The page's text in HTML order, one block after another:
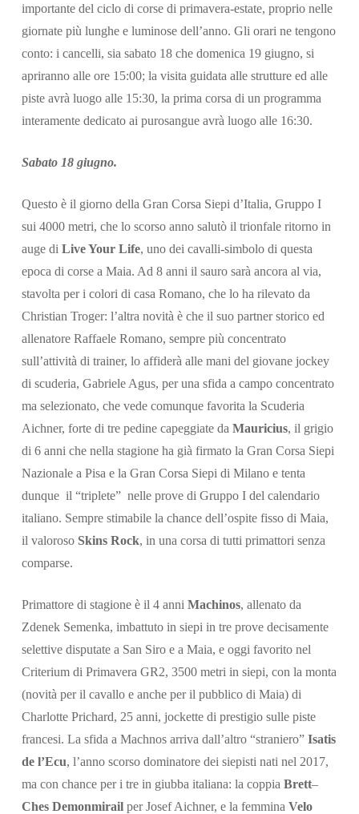
importante del ciclo di corse di primavera-estate, proprio nelle
giornate più lunghe e luminose dell’anno. Gli orari ne tengono
conto: i cancelli, sia sabato 18 che domenica 19 giugno, si
apriranno alle ore 15:00; la visita guidata alle strutture ed alle
piste avrà luogo alle 15:30, la prima corsa di un programma
interamente dedicato ai purosangue avrà luogo alle 16:30.
Sabato 18 giugno.
Questo è il giorno della Gran Corsa Siepi d’Italia, Gruppo I
sui 4000 metri, che lo scorso anno salutò il trionfale ritorno in
auge di Live Your Life, uno dei cavalli-simbolo di questa
epoca di corse a Maia. Ad 8 anni il sauro sarà ancora al via,
stavolta per i colori di casa Romano, che lo ha rilevato da
Christian Troger: l’altra novità è che il suo partner storico ed
allenatore Raffaele Romano, sempre più concentrato
sull’attività di trainer, lo affiderà alle mani del giovane jockey
di scuderia, Gabriele Agus, per una sfida a campo concentrato
ma selezionato, che vede comunque favorita la Scuderia
Aichner, forte di tre pedine capeggiate da Mauricius, il grigio
di 6 anni che nella stagione ha già firmato la Gran Corsa Siepi
Nazionale a Pisa e la Gran Corsa Siepi di Milano e tenta
dunque il “triplete” nelle prove di Gruppo I del calendario
italiano. Sempre stimabile la chance dell’ospite fisso di Maia,
il valoroso Skins Rock, in una corsa di tutti primattori senza
comparse.
Primattore di stagione è il 4 anni Machinos, allenato da
Zdenek Semenka, imbattuto in siepi in tre prove decisamente
selettive disputate a San Siro e a Maia, e oggi favorito nel
Criterium di Primavera GR2, 3500 metri in siepi, con la monta
(novità per il cavallo e anche per il pubblico di Maia) di
Charlotte Prichard, 25 anni, jockette di prestigio sulle piste
francesi. La sfida a Machnos arriva dall’altro “straniero” Isatis
de l’Ecu, l’anno scorso dominatore dei siepisti nati nel 2017,
ma con chance per i tre in giubba italiana: la coppia Brett–
Ches Demonmirailper Josef Aichner, e la femmina Velo